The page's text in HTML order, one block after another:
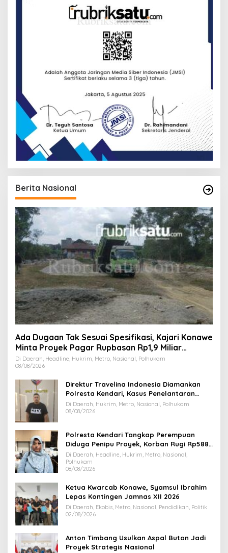
Berita Nasional
Ada Dugaan Tak Sesuai Spesifikasi, Kajari Konawe
Minta Proyek Pagar Rupbasan Rp1,9 Miliar
Dihentikan
Di Daerah, Headline, Hukrim, Metro, Nasional, Polhukam
08/08/2026
Direktur Travelina Indonesia Diamankan
Polresta Kendari, Kasus Penelantaran
Jemaah Umrah Masuk Babak Baru
Di Daerah, Hukrim, Metro, Nasional, Polhukam
08/08/2026
Polresta Kendari Tangkap Perempuan
Diduga Penipu Proyek, Korban Rugi Rp588,1
Juta
Di Daerah, Headline, Hukrim, Metro, Nasional,
Polhukam
08/08/2026
Ketua Kwarcab Konawe, Syamsul Ibrahim
Lepas Kontingen Jamnas XII 2026
Di Daerah, Ekobis, Metro, Nasional, Pendidikan, Politik
02/08/2026
Anton Timbang Usulkan Aspal Buton Jadi
Proyek Strategis Nasional